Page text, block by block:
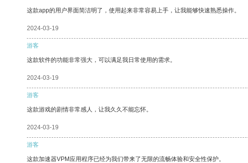
这款app的用户界面简洁明了，使用起来非常容易上手，让我能够快速熟悉操作。
2024-03-19
游客
这款软件的功能非常强大，可以满足我日常使用的需求。
2024-03-19
游客
这款游戏的剧情非常感人，让我久久不能忘怀。
2024-03-19
游客
这款加速器VPM应用程序已经为我们带来了无限的流畅体验和安全性保护。